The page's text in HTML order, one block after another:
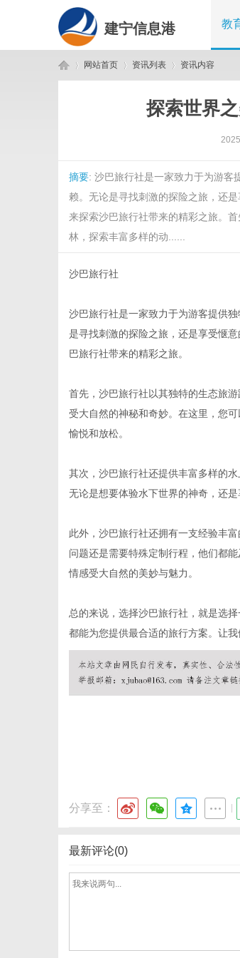
建宁信息港 教
网站首页 资讯列表 资讯内容
探索世界
摘要: 沙巴旅行社是一家致力于为游客
赖。无论是寻找刺激的探险之旅，还
来探索沙巴旅行社带来的精彩之旅。
林，探索丰富多样的动......
沙巴旅行社
沙巴旅行社是一家致力于为游客提供
是寻找刺激的探险之旅，还是享受惬
巴旅行社带来的精彩之旅。
首先，沙巴旅行社以其独特的生态旅
受大自然的神秘和奇妙。在这里，您
愉悦和放松。
其次，沙巴旅行社还提供丰富多样的
无论是想要体验水下世界的神奇，还
此外，沙巴旅行社还拥有一支经验丰
问题还是需要特殊定制行程，他们都
情感受大自然的美妙与魅力。
总的来说，选择沙巴旅行社，就是选
都能为您提供最合适的旅行方案。让
分享至：
最新评论(0)